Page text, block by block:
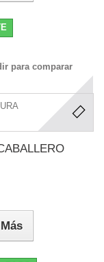
para comparar
Más